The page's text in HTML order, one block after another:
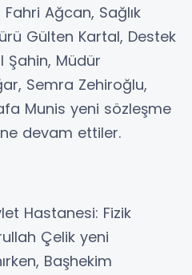
Ağcan, Sağlık
Gülten Kartal, Destek
Şahin, Müdür
Semra Zehiroğlu,
Munis yeni sözleşme
devam ettiler.
Hastanesi: Fizik
Çelik yeni
Başhekim